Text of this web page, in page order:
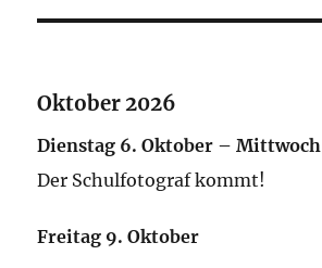
Oktober 2026
Dienstag 6. Oktober –Mittwoch
Der Schulfotograf kommt!
Freitag 9. Oktober